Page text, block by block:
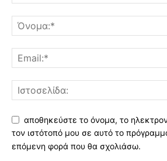
αποθηκεύστε το όνομα, το
τον ιστότοπό μου σε αυτό το
επόμενη φορά που θα σχολιάσω.